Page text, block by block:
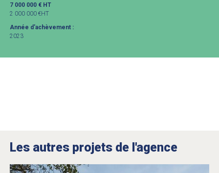
7 000 000 € HT
2 000 000 €HT
Année d'achèvement :
2023
Les autres projets de l'agence